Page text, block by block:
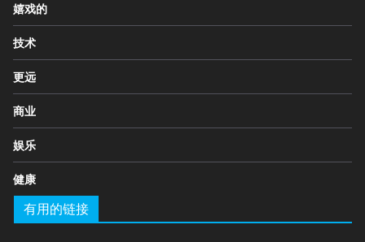
嬉戏的
技术
更远
商业
娱乐
健康
有用的链接